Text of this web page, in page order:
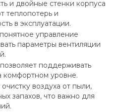
и двойные стенки корпуса
теплопотерь и
в эксплуатации.
управление
параметры вентиляции
поддерживать
комфортном уровне.
воздуха от пыли,
запахов, что важно для